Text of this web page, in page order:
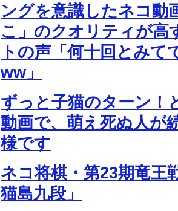
ングを意識したネコ動
こ」のクオリティが高
トの声「何十回とみて
ww」
ずっと子猫のターン！
動画で、萌え死ぬ人が
様です
ネコ将棋・第23期竜王
猫島九段」